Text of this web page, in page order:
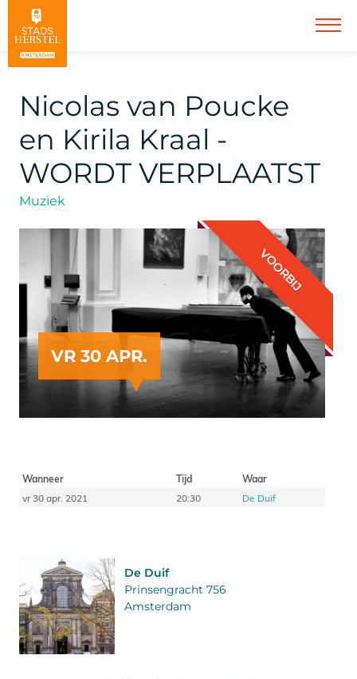
Nicolas van Poucke
en Kirila Kraal -
WORDT VERPLAATST
Muziek
VR 30 APR.
VOORBIJ
Wanneer Tijd
Waar
vr 30 apr. 2021
20:30 De Duif
De Duif
Prinsengracht 756
Amsterdam